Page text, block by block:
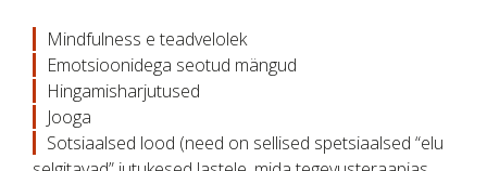
Mindfulness e teadvelolek
Emotsioonidega seotud mängud
Hingamisharjutused
Jooga
Sotsiaalsed lood (need on sellised spetsiaalsed “elu